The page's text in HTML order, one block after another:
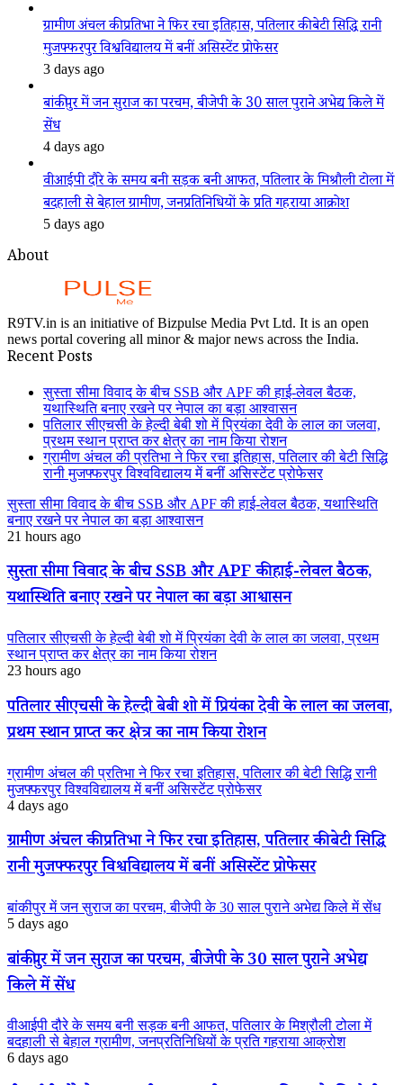
ग्रामीण अंचल की प्रतिभा ने फिर रचा इतिहास, पतिलार की बेटी सिद्धि रानी
मुजफ्फरपुर विश्वविद्यालय में बनीं असिस्टेंट प्रोफेसर
3 days ago
बांकीपुर में जन सुराज का परचम, बीजेपी के 30 साल पुराने अभेद्य किले में
सेंध
4 days ago
वीआईपी दौरे के समय बनी सड़क बनी आफत, पतिलार के मिश्रौली टोला में
बदहाली से बेहाल ग्रामीण, जनप्रतिनिधियों के प्रति गहराया आक्रोश
5 days ago
About
R9TV.in is an initiative of Bizpulse Media Pvt Ltd. It is an open
news portal covering all minor & major news across the India.
Recent Posts
सुस्ता सीमा विवाद के बीच SSB और APF की हाई-लेवल बैठक,
यथास्थिति बनाए रखने पर नेपाल का बड़ा आश्वासन
पतिलार सीएचसी के हेल्दी बेबी शो में प्रियंका देवी के लाल का जलवा,
प्रथम स्थान प्राप्त कर क्षेत्र का नाम किया रोशन
ग्रामीण अंचल की प्रतिभा ने फिर रचा इतिहास, पतिलार की बेटी सिद्धि
रानी मुजफ्फरपुर विश्वविद्यालय में बनीं असिस्टेंट प्रोफेसर
सुस्ता सीमा विवाद के बीच SSB और APF की हाई-लेवल बैठक, यथास्थिति
बनाए रखने पर नेपाल का बड़ा आश्वासन
21 hours ago
सुस्ता सीमा विवाद के बीच SSB और APF की हाई-लेवल बैठक,
यथास्थिति बनाए रखने पर नेपाल का बड़ा आश्वासन
पतिलार सीएचसी के हेल्दी बेबी शो में प्रियंका देवी के लाल का जलवा, प्रथम
स्थान प्राप्त कर क्षेत्र का नाम किया रोशन
23 hours ago
पतिलार सीएचसी के हेल्दी बेबी शो में प्रियंका देवी के लाल का जलवा,
प्रथम स्थान प्राप्त कर क्षेत्र का नाम किया रोशन
ग्रामीण अंचल की प्रतिभा ने फिर रचा इतिहास, पतिलार की बेटी सिद्धि रानी
मुजफ्फरपुर विश्वविद्यालय में बनीं असिस्टेंट प्रोफेसर
4 days ago
ग्रामीण अंचल की प्रतिभा ने फिर रचा इतिहास, पतिलार की बेटी सिद्धि
रानी मुजफ्फरपुर विश्वविद्यालय में बनीं असिस्टेंट प्रोफेसर
बांकीपुर में जन सुराज का परचम, बीजेपी के 30 साल पुराने अभेद्य किले में सेंध
5 days ago
बांकीपुर में जन सुराज का परचम, बीजेपी के 30 साल पुराने अभेद्य
किले में सेंध
वीआईपी दौरे के समय बनी सड़क बनी आफत, पतिलार के मिश्रौली टोला में
बदहाली से बेहाल ग्रामीण, जनप्रतिनिधियों के प्रति गहराया आक्रोश
6 days ago